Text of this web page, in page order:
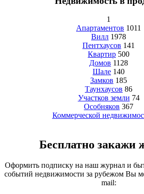
1
Апартаментов 1011
Вилл 1978
Пентхаусов 141
Квартир 500
Домов 1128
Шале 140
Замков 185
Таунхаусов 86
Участков земли 74
Особняков 367
Коммерческой
Бесплатно закажи
Оформить подписку на наш журнал и
событий недвижимости за рубежом Вы
mail: